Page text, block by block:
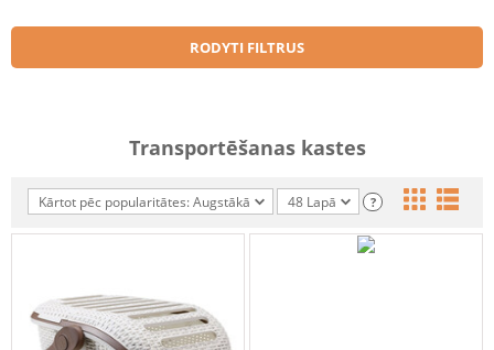
RODYTI FILTRUS
Transportēšanas kastes
Kārtot pēc popularitātes: Augstākā 48 Lapā ?